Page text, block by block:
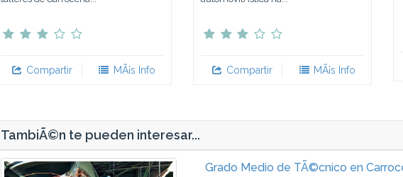
Compartir MÃ¡s Info Compartir MÃ¡s Info
TambiÃ©n te pueden interesar...
Grado Medio de TÃ©cnico en